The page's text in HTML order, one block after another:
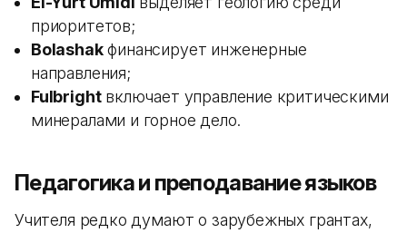
приоритетов;
Bolashakфинансирует инженерные
направления;
Fulbrightвключает управление критическими
минералами и горное дело.
Педагогика и преподавание языков
Учителя редко думают о зарубежных грантах,